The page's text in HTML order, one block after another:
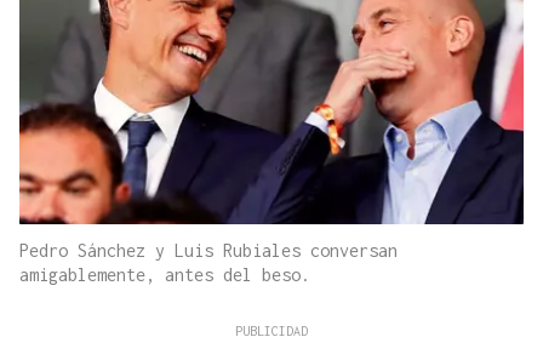
Pedro Sánchez y Luis Rubiales conversan
amigablemente, antes del beso.